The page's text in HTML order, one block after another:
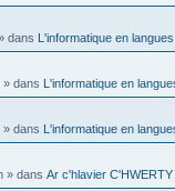
dans L'informatique en
» dans L'informatique en
» dans L'informatique en
» dans Ar c'hlavier C'HWERTY